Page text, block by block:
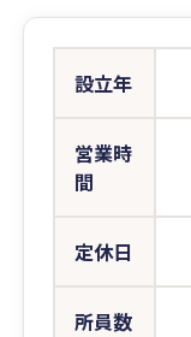
設立年
営業時
間
定休日
所員数